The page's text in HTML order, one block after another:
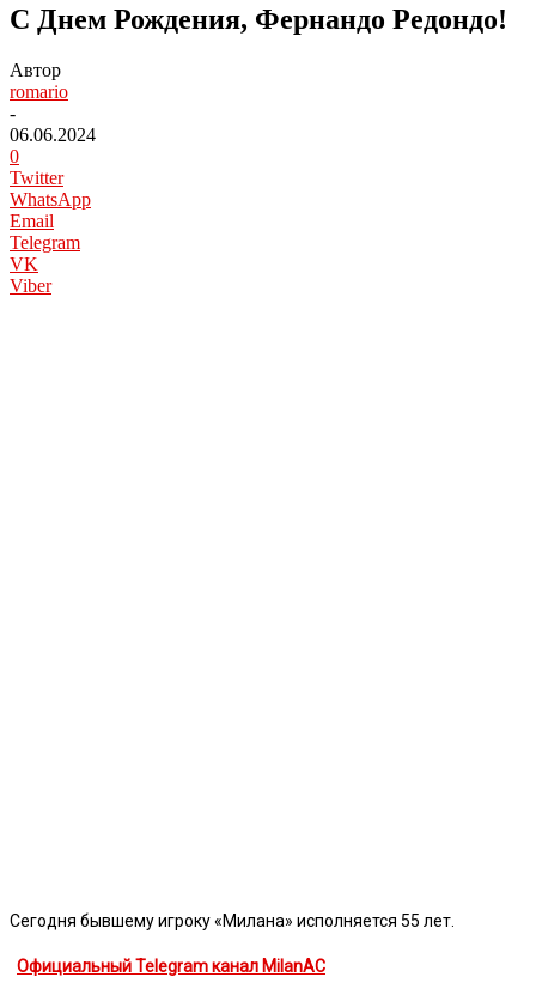
С Днем Рождения, Фернандо Редондо!
Автор
romario
-
06.06.2024
0
Twitter
WhatsApp
Email
Telegram
VK
Viber
Сегодня бывшему игроку «Милана» исполняется 55 лет.
Официальный Telegram канал MilanAC